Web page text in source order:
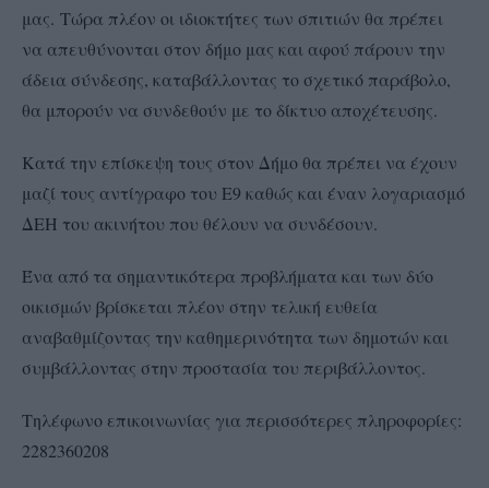
μας. Τώρα πλέον οι ιδιοκτήτες των σπιτιών θα πρέπει
να απευθύνονται στον δήμο μας και αφού πάρουν την
άδεια σύνδεσης, καταβάλλοντας το σχετικό παράβολο,
θα μπορούν να συνδεθούν με το δίκτυο αποχέτευσης.
Κατά την επίσκεψη τους στον Δήμο θα πρέπει να έχουν
μαζί τους αντίγραφο του Ε9 καθώς και έναν λογαριασμό
ΔΕΗ του ακινήτου που θέλουν να συνδέσουν.
Ένα από τα σημαντικότερα προβλήματα και των δύο
οικισμών βρίσκεται πλέον στην τελική ευθεία
αναβαθμίζοντας την καθημερινότητα των δημοτών και
συμβάλλοντας στην προστασία του περιβάλλοντος.
Τηλέφωνο επικοινωνίας για περισσότερες πληροφορίες:
2282360208